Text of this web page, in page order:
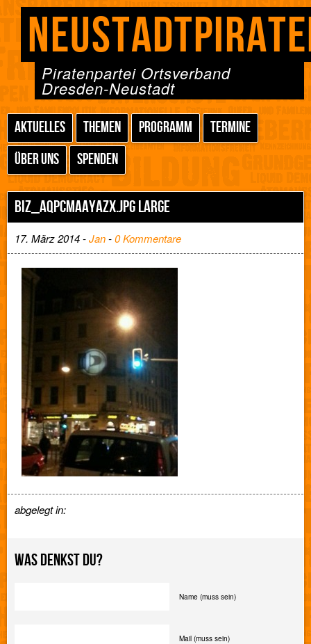
Piratenpartei Ortsverband
Dresden-Neustadt
AKTUELLES THEMEN PROGRAMM
TERMINE
ÜBER UNS
SPENDEN
BIZ_AQPCMAAYAZX.JPG LARGE
17. März 2014 -Jan-0 Kommentare
abgelegt in:
WAS DENKST DU?
Name (muss sein)
Mail (muss sein)